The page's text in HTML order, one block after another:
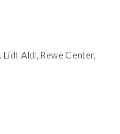
Aldi, Rewe Center,